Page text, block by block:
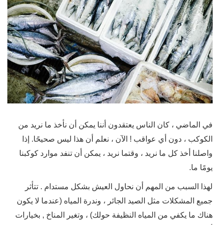
في الماضي ، كان الناس يعتقدون أننا يمكن أن نأخذ ما نريد من
الكوكب ، دون أي عواقب ! الآن ، نعلم أن هذا ليس صحيحًا. إذا
واصلنا أخذ كل ما نريد ، وقتما نريد ، يمكن أن تنفد موارد كوكبنا
يومًا ما.
لهذا السبب من المهم أن نحاول العيش بشكل مستدام . تتأثر
جميع المشكلات مثل الصيد الجائر ، وندرة المياه (عندما لا يكون
هناك ما يكفي من المياه النظيفة حولك) ، وتغير المناخ , بخيارات